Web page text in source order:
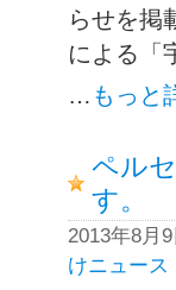
らせを掲
による「
… もっと
ペル
す。
2013年8月
けニュース